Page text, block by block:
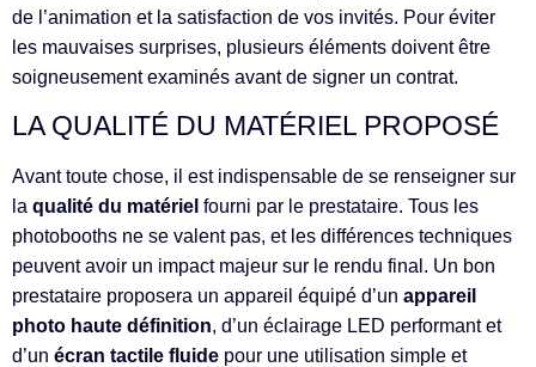
de l’animation et la satisfaction de vos invités. Pour éviter
les mauvaises surprises, plusieurs éléments doivent être
soigneusement examinés avant de signer un contrat.
LA QUALITÉ DU MATÉRIEL PROPOSÉ
Avant toute chose, il est indispensable de se renseigner sur
la qualité du matériel fourni par le prestataire. Tous les
photobooths ne se valent pas, et les différences techniques
peuvent avoir un impact majeur sur le rendu final. Un bon
prestataire proposera un appareil équipé d’un appareil
photo haute définition, d’un éclairage LED performant et
d’un écran tactile fluide pour une utilisation simple et